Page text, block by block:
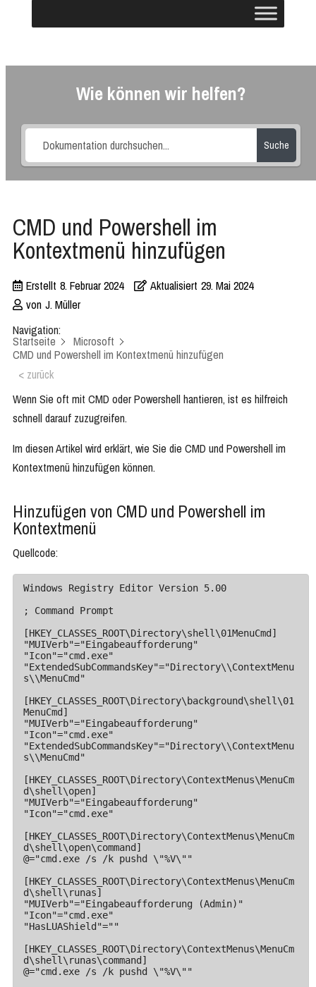
Wie können wir helfen?
Suche
CMD und Powershell im
Kontextmenü hinzufügen
Erstellt 8. Februar 2024 Aktualisiert 29. Mai 2024
von J. Müller
Navigation:
Startseite
Microsoft
CMD und Powershell im Kontextmenü hinzufügen
< zurück
Wenn Sie oft mit CMD oder Powershell hantieren, ist es hilfreich
schnell darauf zuzugreifen.
Im diesen Artikel wird erklärt, wie Sie die CMD und Powershell im
Kontextmenü hinzufügen können.
Hinzufügen von CMD und Powershell im
Kontextmenü
Quellcode:
Windows Registry Editor Version 5.00
; Command Prompt
[HKEY_CLASSES_ROOT\Directory\shell\01MenuCmd]
"MUIVerb"="Eingabeaufforderung"
"Icon"="cmd.exe"
"ExtendedSubCommandsKey"="Directory\\ContextMenu
s\\MenuCmd"
[HKEY_CLASSES_ROOT\Directory\background\shell\01
MenuCmd]
"MUIVerb"="Eingabeaufforderung"
"Icon"="cmd.exe"
"ExtendedSubCommandsKey"="Directory\\ContextMenu
s\\MenuCmd"
[HKEY_CLASSES_ROOT\Directory\ContextMenus\MenuCm
d\shell\open]
"MUIVerb"="Eingabeaufforderung"
"Icon"="cmd.exe"
[HKEY_CLASSES_ROOT\Directory\ContextMenus\MenuCm
d\shell\open\command]
@="cmd.exe /s /k pushd \"%V\""
[HKEY_CLASSES_ROOT\Directory\ContextMenus\MenuCm
d\shell\runas]
"MUIVerb"="Eingabeaufforderung (Admin)"
"Icon"="cmd.exe"
"HasLUAShield"=""
[HKEY_CLASSES_ROOT\Directory\ContextMenus\MenuCm
d\shell\runas\command]
@="cmd.exe /s /k pushd \"%V\""